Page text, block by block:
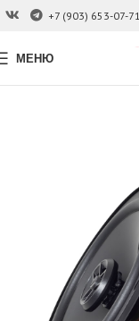
+7 (903) 653-07-71
МЕНЮ